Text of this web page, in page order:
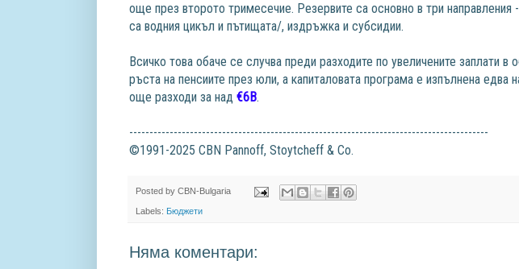
още през второто тримесечие. Резервите са основно в три направления
са водния цикъл и пътищата/, издръжка и субсидии.
Всичко това обаче се случва преди разходите по увеличените заплати в
ръста на пенсиите през юли, а капиталовата програма е изпълнена едва
още разходи за над €6В.
-----------------------------------------------------------------------------------------
©1991-2025 CBN Pannoff, Stoytcheff & Co.
Posted by CBN-Bulgaria
Labels: Бюджети
Няма коментари: